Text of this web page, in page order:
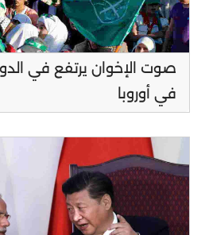
صوت الإخوان يرتفع في
في أوروبا